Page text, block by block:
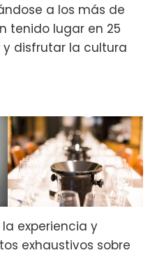
a los más de
tenido lugar en 25
disfrutar la cultura
experiencia y
exhaustivos sobre